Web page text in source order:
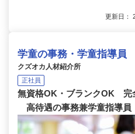
更新日：
学童の事務・学童指導員
クズオカ人材紹介所
正社員
無資格OK・ブランクOK 完
高待遇の事務兼学童指導員